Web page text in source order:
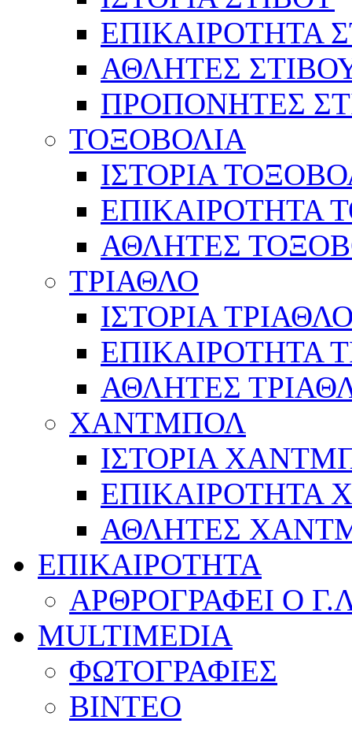
ΕΠΙΚΑΙΡΟΤΗΤΑ
ΑΘΛΗΤΕΣ
ΠΡΟΠΟΝΗΤΕΣ
ΤΟΞΟΒΟΛΙΑ
ΙΣΤΟΡΙΑ
ΕΠΙΚΑΙΡΟΤΗΤΑ
ΑΘΛΗΤΕΣ
ΤΡΙΑΘΛΟ
ΙΣΤΟΡΙΑ
ΕΠΙΚΑΙΡΟΤΗΤΑ
ΑΘΛΗΤΕΣ
ΧΑΝΤΜΠΟΛ
ΙΣΤΟΡΙΑ
ΕΠΙΚΑΙΡΟΤΗΤΑ
ΑΘΛΗΤΕΣ
ΕΠΙΚΑΙΡΟΤΗΤΑ
ΑΡΘΡΟΓΡΑΦΕΙ Ο
MULTIMEDIA
ΦΩΤΟΓΡΑΦΙΕΣ
ΒΙΝΤΕΟ